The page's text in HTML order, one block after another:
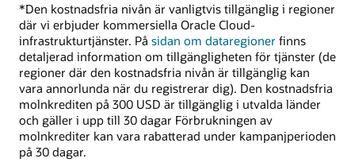
*Den kostnadsfria nivån är vanligtvis tillgänglig i regioner
där vi erbjuder kommersiella Oracle Cloud-
infrastrukturtjänster. På sidan om dataregioner finns
detaljerad information om tillgängligheten för tjänster (de
regioner där den kostnadsfria nivån är tillgänglig kan
vara annorlunda när du registrerar dig). Den kostnadsfria
molnkrediten på 300 USD är tillgänglig i utvalda länder
och gäller i upp till 30 dagar Förbrukningen av
molnkrediter kan vara rabatterad under kampanjperioden
på 30 dagar.